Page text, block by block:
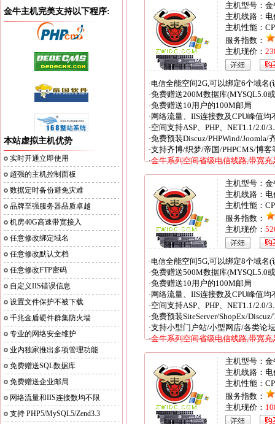
金牛主机完美支持以下程序:
本站虚拟主机优势
实时开通立即使用
超强的主机控制面板
数据定时备份避免灾难
品牌至强服务器品质卓越
机房40G高速带宽接入
任意修改绑定域名
任意修改默认文档
任意修改FTP密码
自定义IIS错误信息
设置文件保护不被下载
千兆金盾硬件群集防火墙
专业的网络安全维护
业内独家推出多项管理功能
免费赠送SQL数据库
免费赠送企业邮局
网络流量和IIS连接数均不限
支持 PHP5/MySQL5/Zend3.3
主机型号：
主机线路：
主机性能：
服务指数：
主机现价：
·电信全能空间2G,可以绑定6个域名(
·免费赠送200M数据库(MYSQL5.0
·免费赠送10用户的100M邮局
· 网络流量、IIS连接数及CPU峰值均
·空间支持ASP、PHP、NET1.1/2.0/
·免费预装Discuz/PHPWind/Joomla/
·支持齐博/织梦/帝国/PHPCMS/博
·金牛系列空间省级电信线路,带宽
主机型号：金
主机线路：
主机性能：
服务指数：
主机现价：
·电信全能空间5G,可以绑定8个域名(
·免费赠送500M数据库(MYSQL5.0
·免费赠送10用户的100M邮局
· 网络流量、IIS连接数及CPU峰值均
·空间支持ASP、PHP、NET1.1/2.0/
·免费预装SiteServer/ShopEx/
·支持小型门户站/小型网店/各类论
·金牛系列空间省级电信线路,带宽
主机型号：金
主机线路：
主机性能：
服务指数：
主机现价：